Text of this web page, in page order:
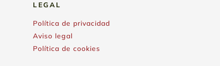
LEGAL
Política de privacidad
Aviso legal
Política de cookies